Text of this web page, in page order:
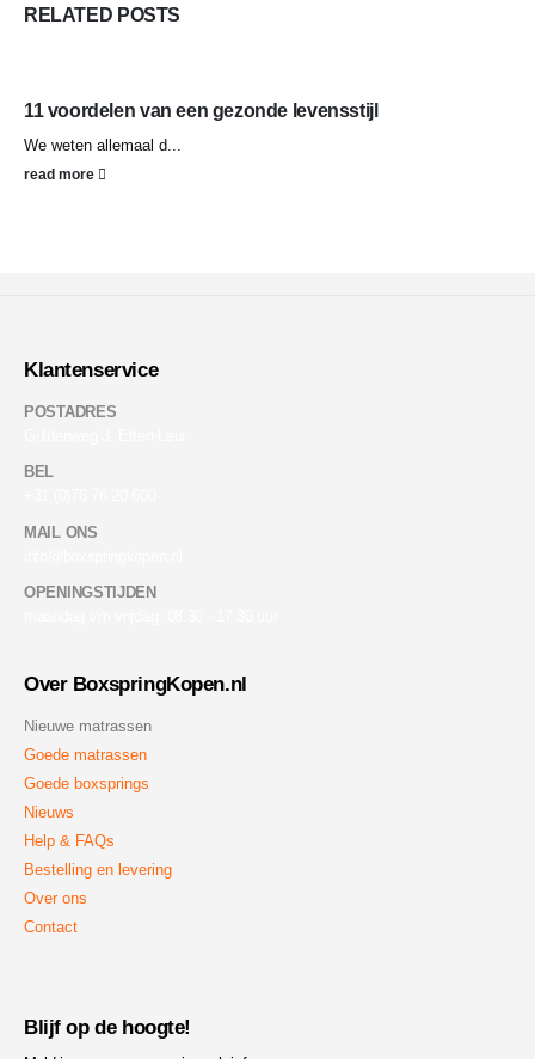
RELATED POSTS
11 voordelen van een gezonde levensstijl
We weten allemaal d...
read more
Klantenservice
POSTADRES
BEL
MAIL ONS
OPENINGSTIJDEN
Over BoxspringKopen.nl
Nieuwe matrassen
Goede matrassen
Goede boxsprings
Nieuws
Help & FAQs
Bestelling en levering
Over ons
Contact
Blijf op de hoogte!